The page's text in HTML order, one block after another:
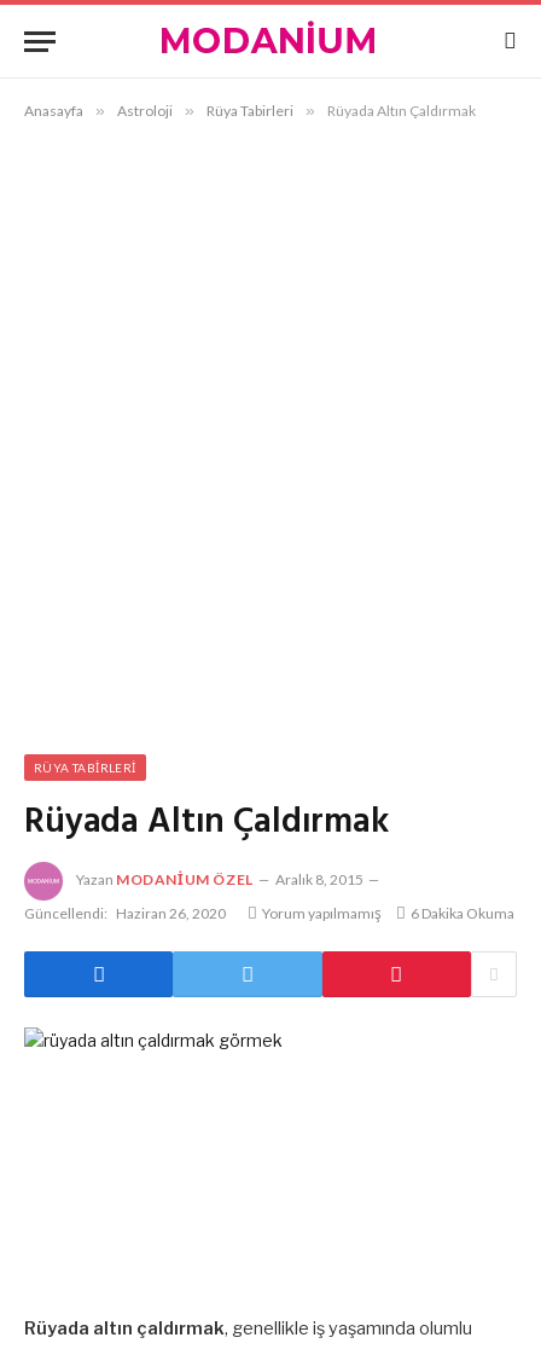
Anasayfa » Astroloji » Rüya Tabirleri » Rüyada Altın Çaldırmak
RÜYA TABIRLERI
Rüyada Altın Çaldırmak
Yazan MODANIUM ÖZEL
Aralık 8, 2015
Güncellendi: Haziran 26, 2020 Yorum yapılmamış 6 Dakika Okuma
Rüyada altın çaldırmak, genellikle iş yaşamında olumlu